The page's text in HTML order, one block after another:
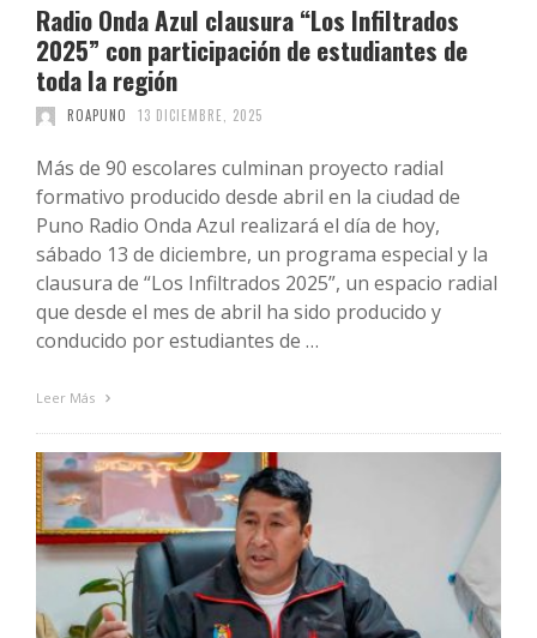
Radio Onda Azul clausura “Los Infiltrados
2025” con participación de estudiantes de
toda la región
ROAPUNO 13 DICIEMBRE, 2025
Más de 90 escolares culminan proyecto radial
formativo producido desde abril en la ciudad de
Puno Radio Onda Azul realizará el día de hoy,
sábado 13 de diciembre, un programa especial y la
clausura de “Los Infiltrados 2025”, un espacio radial
que desde el mes de abril ha sido producido y
conducido por estudiantes de …
Leer Más